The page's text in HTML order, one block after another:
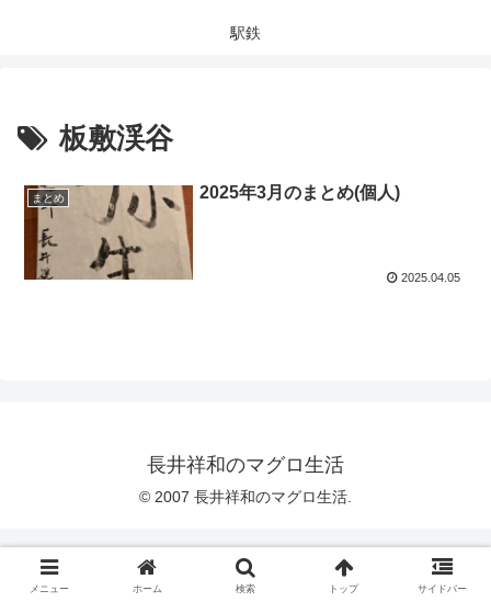
駅鉄
板敷渓谷
まとめ 2025年3月のまとめ(個人)
2025.04.05
長井祥和のマグロ生活
© 2007 長井祥和のマグロ生活.
メニュー ホーム 検索 トップ サイドバー